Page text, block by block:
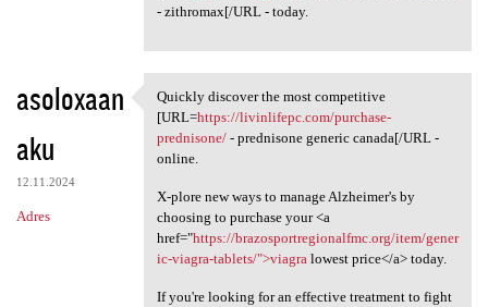
- zithromax[/URL - today.
asoloxaan
aku
12.11.2024
Adres
Quickly discover the most
Quickly discover the most competitive
[URL=https://livinlifepc.com/purchase-
prednisone/- prednisone generic canada[/URL -
online.
X-plore new ways to manage Alzheimer's by
choosing to purchase your <a
href="https://brazosportregionalfmc.org/item/gener
ic-viagra-tablets/">viagralowest price</a> today.
If you're looking for an effective treatment to fight